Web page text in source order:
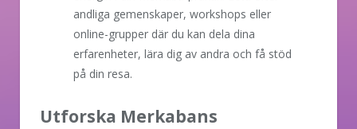
andliga gemenskaper, workshops eller
online-grupper där du kan dela dina
erfarenheter, lära dig av andra och få stöd
på din resa.
Utforska Merkabans